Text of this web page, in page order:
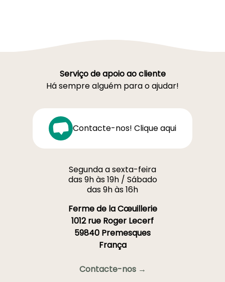
Serviço de apoio ao cliente
Há sempre alguém para o ajudar!
Contacte-nos! Clique aqui
Segunda a sexta-feira
das 9h às 19h / Sábado
das 9h às 16h
Ferme de la Cœuillerie
1012 rue Roger Lecerf
59840 Premesques
França
Contacte-nos →